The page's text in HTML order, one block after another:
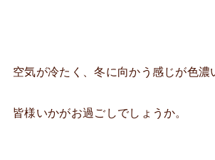
空気が冷たく、冬に向かう感じが色濃
皆様いかがお過ごしでしょうか。